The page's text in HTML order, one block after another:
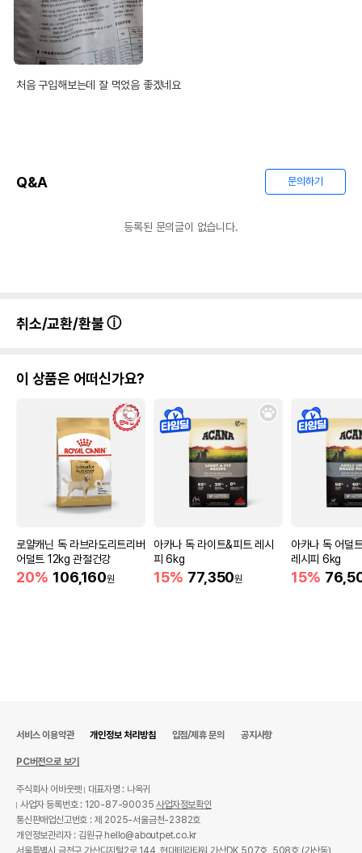
처음 구입해보는데 잘 먹었음 좋겠네요
Q&A 문의하기
등록된 문의글이 없습니다.
취소/교환/환불
이 상품은 어떠신가요?
로얄캐닌 독 라브라도리트리버
어덜트 12kg 관절건강
20% 106,160원
아카나 독 라이트&피트 레시
피 6kg
15% 77,350원
아카나 독 어덜
레시피 6kg
15%
서비스 이용약관 개인정보 처리방침 입점/제휴 문의 공지사항
PC버전으로 보기
주식회사 어바웃펫
대표자명 : 나옥귀
사업자 등록번호 : 120-87-90035사업자정보확인
통신판매업신고번호 : 제 2025-서울금천-2382호
개인정보관리자 : 김원규 hello@aboutpet.co.kr
서울특별시 금천구 가산디지털2로 144, 현대테라타워 가산DK 507호, 508호 (가산동)